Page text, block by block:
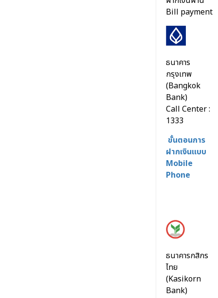
Bill payment
ธนาคาร
กรุงเทพ
(Bangkok
Bank)
Call Center :
1333
ขั้นตอนการ
ฝากเงินแบบ
Mobile
Phone
ธนาคารกสิกร
ไทย
(Kasikorn
Bank)